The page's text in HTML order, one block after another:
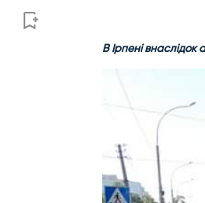
В Ірпені внаслідок